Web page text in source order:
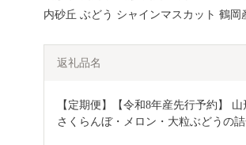
内砂丘 ぶどう シャインマスカット 鶴岡
返礼品名
【定期便】【令和8年産先行予約】
さくらんぼ・メロン・大粒ぶどうの